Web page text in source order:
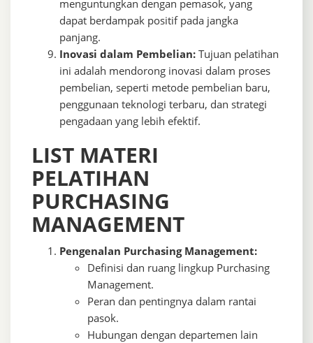
menguntungkan dengan pemasok, yang
dapat berdampak positif pada jangka
panjang.
Inovasi dalam Pembelian: Tujuan pelatihan
ini adalah mendorong inovasi dalam proses
pembelian, seperti metode pembelian baru,
penggunaan teknologi terbaru, dan strategi
pengadaan yang lebih efektif.
LIST MATERI
PELATIHAN
PURCHASING
MANAGEMENT
Pengenalan Purchasing Management:
Definisi dan ruang lingkup Purchasing
Management.
Peran dan pentingnya dalam rantai
pasok.
Hubungan dengan departemen lain